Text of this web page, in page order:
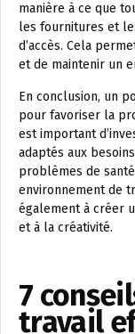
manière à ce que
les fournitures et
d’accès. Cela
et de maintenir un
En conclusion, un
pour favoriser la
est important
adaptés aux
problèmes de
environnement de
également à créer
et à la créativité.
7
travail